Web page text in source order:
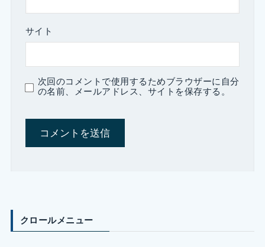
サイト
次回のコメントで使用するためブラウザーに自分
の名前、メールアドレス、サイトを保存する。
クロールメニュー